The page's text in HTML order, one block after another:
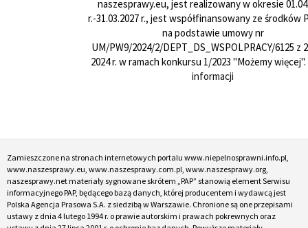
naszesprawy.eu, jest realizowany w okresie
r.-31.03.2027 r., jest współfinansowany ze środków
na podstawie umowy nr
UM/PW9/2024/2/DEPT_DS_WSPOLPRACY/6125 z
2024 r. w ramach konkursu 1/2023 "Możemy więcej".
informacji
Zamieszczone na stronach internetowych portalu www.niepelnosprawni.info.pl,
www.naszesprawy.eu, www.naszesprawy.com.pl, www.naszesprawy.org,
naszesprawy.net materiały sygnowane skrótem „PAP” stanowią element Serwisu
informacyjnego PAP, będącego bazą danych, której producentem i wydawcą jest
Polska Agencja Prasowa S.A. z siedzibą w Warszawie. Chronione są one przepisami
ustawy z dnia 4 lutego 1994 r. o prawie autorskim i prawach pokrewnych oraz